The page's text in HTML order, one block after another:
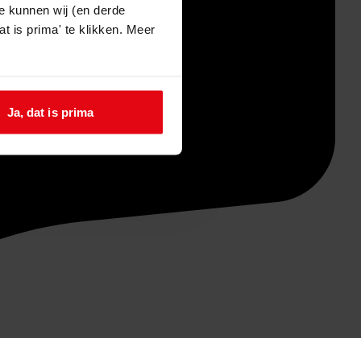
kunnen wij (en derde
is prima' te klikken. Meer
Ja, dat is prima